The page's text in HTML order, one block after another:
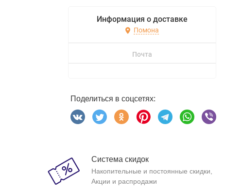
Информация о доставке
Помона
Почта
Поделиться в соцсетях:
Система скидок
Накопительные и постоянные скидки,
Акции и распродажи